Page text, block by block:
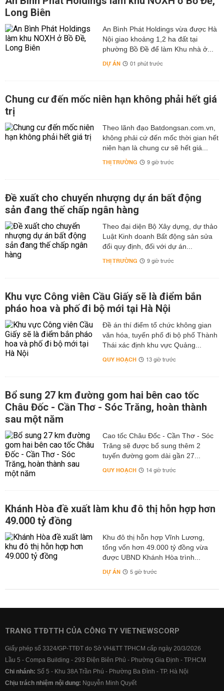
Long Biên
An Bình Phát Holdings vừa được Hà
Nội giao khoảng 1,2 ha đất tại
phường Bồ Đề để làm Khu nhà ở...
DỰ ÁN 01 phút trước
Chung cư đến mốc niên hạn không phải hết giá
trị
Theo lãnh đạo Batdongsan.com.vn,
không phải cứ đến mốc thời gian hết
niên hạn là chung cư sẽ hết giá...
THỊ TRƯỜNG 9 giờ trước
Đề xuất cho chuyển nhượng dự án bất động
sản đang thế chấp ngân hàng
Theo đại diện Bộ Xây dựng, dự thảo
Luật Kinh doanh Bất động sản sửa
đổi quy định, đối với dự án...
THỊ TRƯỜNG 9 giờ trước
Khu vực Công viên Cầu Giấy sẽ là điểm bắn
pháo hoa và phố đi bộ mới tại Hà Nội
Đề án thí điểm tổ chức không gian
văn hóa, tuyến phố đi bộ phố Thành
Thái xác định khu vực Quảng...
QUY HOẠCH 13 giờ trước
Bổ sung 27 km đường gom hai bên cao tốc
Châu Đốc - Cần Thơ - Sóc Trăng, hoàn thành
sau một năm
Cao tốc Châu Đốc - Cần Thơ - Sóc
Trăng sẽ được bổ sung thêm 2
tuyến đường gom dài gần 27...
QUY HOẠCH 14 giờ trước
Khánh Hòa đề xuất làm khu đô thị hỗn hợp hơn
49.000 tỷ đồng
Khu đô thị hỗn hợp Vĩnh Lương,
tổng vốn hơn 49.000 tỷ đồng vừa
được UBND Khánh Hòa trình...
DỰ ÁN 5 giờ trước
TRANG TTĐTTH CỦA CÔNG TY VIETNEWSCORP
Giấy phép số 3324/GP-TTĐT do Sở VH&TT TPHCM cấp ngày 20/3/2026
Lầu 5 - Compa Building - 293 Điện Biên Phủ - Phường Gia Định - TP.HCM
Chi nhánh: Số 5 - Khu 38A Trần Phú - Phường Ba Đình - TP. Hà Nội
Chịu trách nhiệm nội dung: Nguyễn Minh Quyết